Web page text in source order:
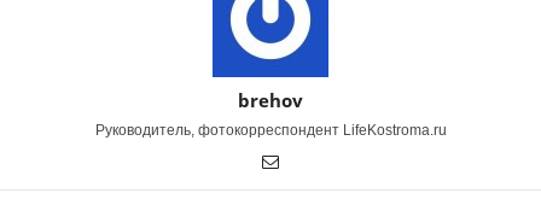
brehov
Руководитель, фотокорреспондент LifeKostroma.ru